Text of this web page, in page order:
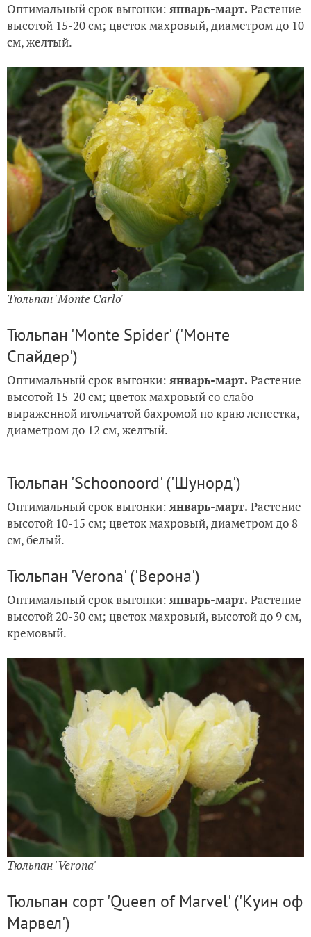
Оптимальный срок выгонки: январь-март. Растение
высотой 15-20 см; цветок махровый, диаметром до 10
см, желтый.
Тюльпан 'Monte Carlo'
Тюльпан 'Monte Spider' ('Монте
Спайдер')
Оптимальный срок выгонки: январь-март. Растение
высотой 15-20 см; цветок махровый со слабо
выраженной игольчатой бахромой по краю лепестка,
диаметром до 12 см, желтый.
Тюльпан 'Schoonoord' ('Шунорд')
Оптимальный срок выгонки: январь-март. Растение
высотой 10-15 см; цветок махровый, диаметром до 8
см, белый.
Тюльпан 'Verona' ('Верона')
Оптимальный срок выгонки: январь-март. Растение
высотой 20-30 см; цветок махровый, высотой до 9 см,
кремовый.
Тюльпан 'Verona'
Тюльпан сорт 'Queen of Marvel' ('Куин оф
Марвел')